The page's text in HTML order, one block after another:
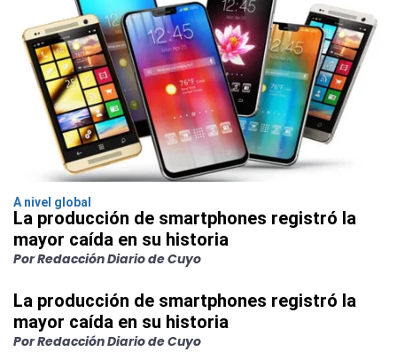
A nivel global
La producción de smartphones registró la
mayor caída en su historia
Por Redacción Diario de Cuyo
La producción de smartphones registró la
mayor caída en su historia
Por Redacción Diario de Cuyo